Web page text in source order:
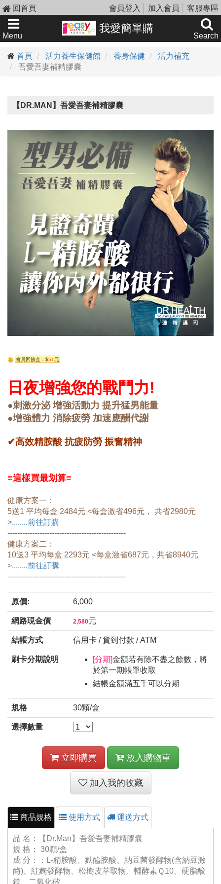
回首頁 會員登入 加入會員 客服專區
Menu
我愛簡單購
Search
首頁 活力養生保健館 養身保健
活力補充
吾愛吾妻補精膠囊
【DR.MAN】吾愛吾妻補精膠囊
會員回饋金：$51元
日夜增強您的戰鬥力!
●刺激分泌 增強活動力 提升猛男能量
●增強體力 消除疲勞 加速應酬代謝
✔高效精胺酸 抗疲防勞 振奮精神
≡這樣買最划算≡
健康方案一：
5送1 平均每盒 2484元 <每盒激省496元， 共省2980元
>........前往訂購
------------------------------------------------
健康方案二：
10送3 平均每盒 2293元 <每盒激省687元，共省8940元
>........前往訂購
​------------------------------------------------
原價: 6,000
網路現金價 2,580元
結帳方式 信用卡 / 貨到付款 / ATM
刷卡分期說明 [分期]金額若有除不盡之餘數，將
於第一期帳單收取
結帳金額滿五千可以分期
規格 30顆/盒
選擇數量
立即購買 放入購物車
加入我的收藏
商品規格 使用方式 運送方式
品 名：【Dr.Man】吾愛吾妻補精膠囊
規 格： 30顆/盒
成 分：：L-精胺酸、麩醯胺酸、納豆菌發酵物(含納豆激
酶)、紅麴發酵物、松樹皮萃取物、輔酵素Ｑ10、硬脂酸
鎂、二氧化矽